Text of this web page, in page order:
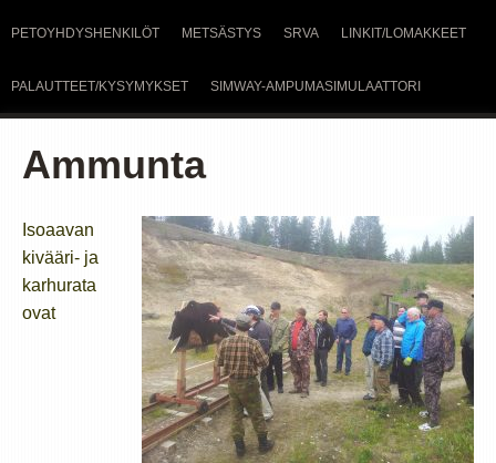
PETOYHDYSHENKILÖT METSÄSTYS SRVA LINKIT/LOMAKKEET
PALAUTTEET/KYSYMYKSET SIMWAY-AMPUMASIMULAATTORI
Ammunta
Isoaavan
kivääri- ja
karhurata
ovat